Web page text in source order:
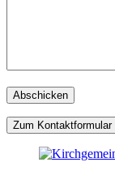
Zum Kontaktformular